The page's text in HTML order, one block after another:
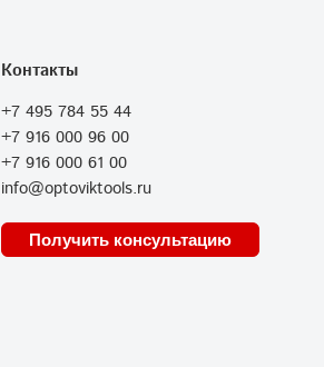
Контакты
+7 495 784 55 44
+7 916 000 96 00
+7 916 000 61 00
info@optoviktools.ru
Получить консультацию